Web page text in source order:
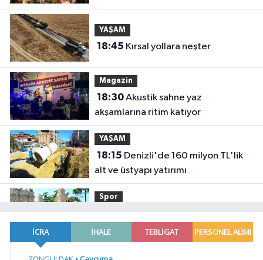
YAŞAM
18:45 Kırsal yollara neşter
Magazin
18:30Akustik sahne yaz
akşamlarına ritim katıyor
YAŞAM
18:15
alt ve üstyapı yatırımı
Spor
İstanbul'da